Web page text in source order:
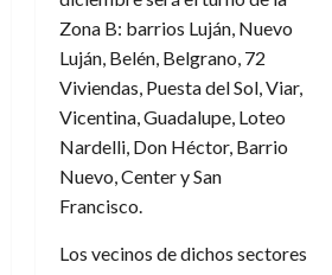
Zona B: barrios Luján, Nuevo
Luján, Belén, Belgrano, 72
Viviendas, Puesta del Sol, Viar,
Vicentina, Guadalupe, Loteo
Nardelli, Don Héctor, Barrio
Nuevo, Center y San
Francisco.
Los vecinos de dichos sectores